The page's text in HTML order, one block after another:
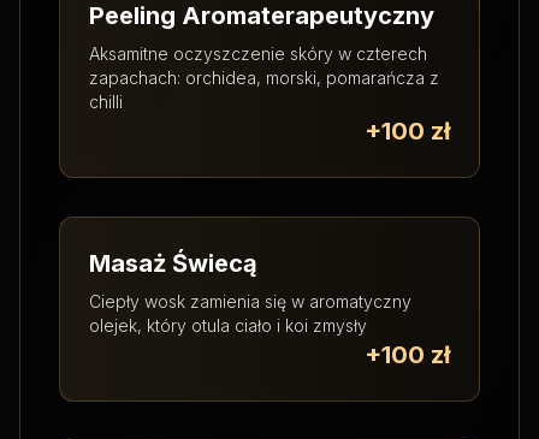
Peeling Aromaterapeutyczny
Aksamitne oczyszczenie skóry w czterech
zapachach: orchidea, morski, pomarańcza z
chilli
+100 zł
Masaż Świecą
Ciepły wosk zamienia się w aromatyczny
olejek, który otula ciało i koi zmysły
+100 zł